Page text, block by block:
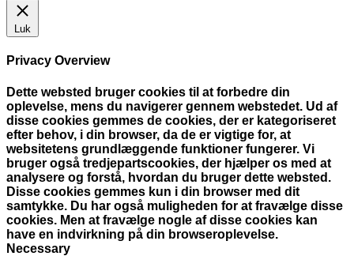
Luk
Privacy Overview
Dette websted bruger cookies til at forbedre din
oplevelse, mens du navigerer gennem webstedet. Ud af
disse cookies gemmes de cookies, der er kategoriseret
efter behov, i din browser, da de er vigtige for, at
websitetens grundlæggende funktioner fungerer. Vi
bruger også tredjepartscookies, der hjælper os med at
analysere og forstå, hvordan du bruger dette websted.
Disse cookies gemmes kun i din browser med dit
samtykke. Du har også muligheden for at fravælge disse
cookies. Men at fravælge nogle af disse cookies kan
have en indvirkning på din browseroplevelse.
Necessary